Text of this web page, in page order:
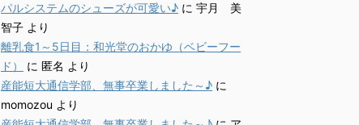
パルシステムのシューズが可愛い♪ に 宇月 美
智子 より
離乳食1～5日目：和光堂のおかゆ（ベビーフー
ド）
に 匿名 より
産能短大通信学部、無事卒業しました～♪ に
momozou より